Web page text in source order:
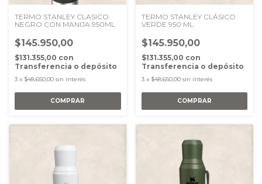
TERMO STANLEY CLASICO
NEGRO CON MANIJA 950ML
$145.950,00
$131.355,00 con
Transferencia o depósito
3 x $48.650,00 sin interés
TERMO STANLEY CLÁSICO
VERDE 950 ML
$145.950,00
$131.355,00 con
Transferencia o depósito
3 x $48.650,00 sin interés